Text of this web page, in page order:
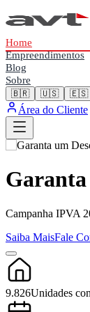
Home
Empreendimentos
Blog
Sobre
🇧🇷 🇺🇸 🇪🇸
Área do Cliente
Garanta
Campanha IPVA
Saiba MaisFale
9.826Unidades